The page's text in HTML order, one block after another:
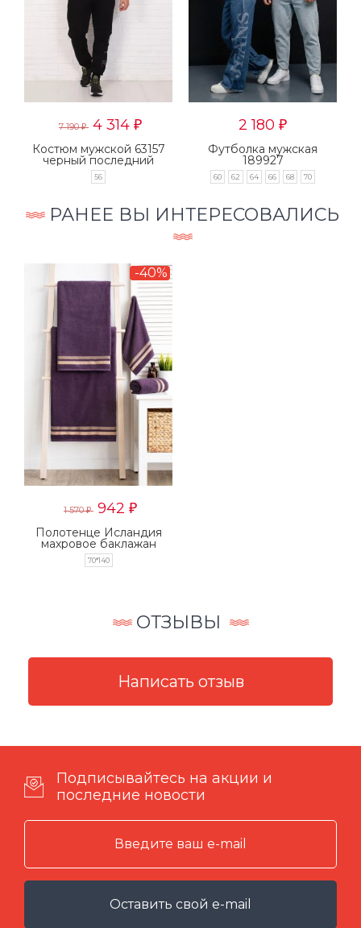
7 190₽ 4 314 ₽
Костюм мужской 63157
черный последний
размер
56
2 180 ₽
Футболка мужская
189927
60 62 64 66 68 70
РАНЕЕ ВЫ ИНТЕРЕСОВАЛИСЬ
1 570₽ 942 ₽
Полотенце Исландия
махровое баклажан
последний размер
70*140
-40%
ОТЗЫВЫ
Подписывайтесь на акции и
последние новости
Оставить свой e-mail